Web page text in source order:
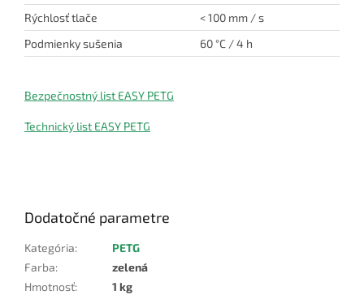
Rýchlosť tlače
< 100 mm / s
Podmienky sušenia
60 °C / 4 h
Bezpečnostný list EASY PETG
Technický list EASY PETG
Dodatočné parametre
Kategória:
PETG
Farba:
zelená
Hmotnosť:
1 kg